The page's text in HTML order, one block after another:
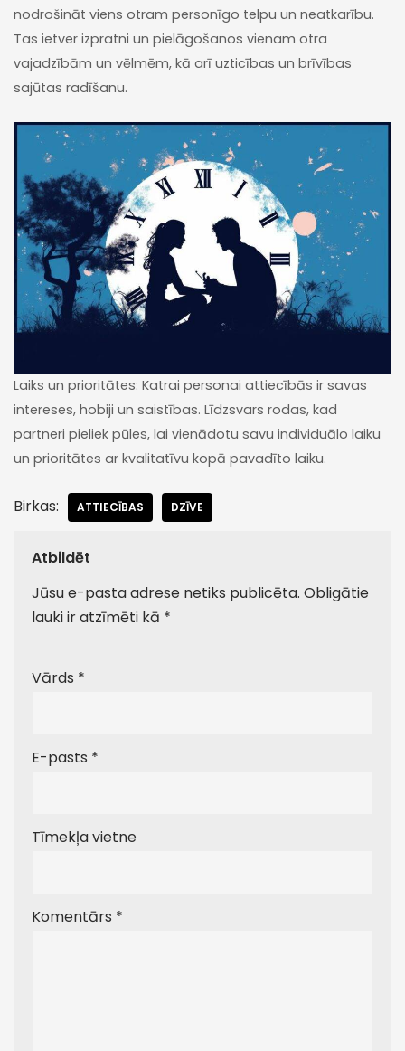
nodrošināt viens otram personīgo telpu un neatkarību.
Tas ietver izpratni un pielāgošanos vienam otra
vajadzībām un vēlmēm, kā arī uzticības un brīvības
sajūtas radīšanu.
Laiks un prioritātes: Katrai personai attiecībās ir savas
intereses, hobiji un saistības. Līdzsvars rodas, kad
partneri pieliek pūles, lai vienādotu savu individuālo laiku
un prioritātes ar kvalitatīvu kopā pavadīto laiku.
Birkas: ATTIECĪBAS DZĪVE
Atbildēt
Jūsu e-pasta adrese netiks publicēta. Obligātie
lauki ir atzīmēti kā *
Vārds *
E-pasts *
Tīmekļa vietne
Komentārs *